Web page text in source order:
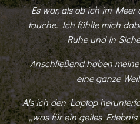
Es war, als ob ich im Meer
tauche. Ich fühlte mich
Ruhe und in
Anschließend haben
eine ganze
Als ich den Laptop
„was für ein geiles